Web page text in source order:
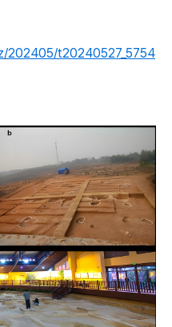
202405/t20240527_5754